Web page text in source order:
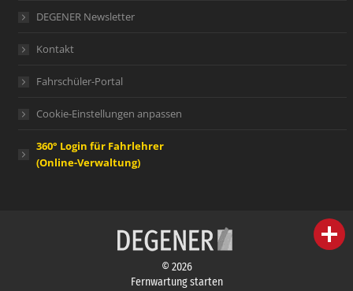
DEGENER Newsletter
Kontakt
Fahrschüler-Portal
Cookie-Einstellungen anpassen
360° Login für Fahrlehrer
(Online-Verwaltung)
© 2026
Fernwartung starten
person IHR FACHBERATER
campaign